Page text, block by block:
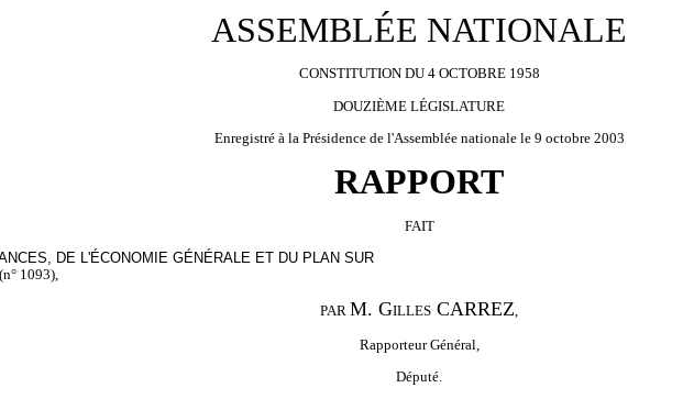
ASSEMBLÉE NATIONALE
CONSTITUTION DU 4 OCTOBRE 1958
DOUZIÈME LÉGISLATURE
Enregistré à la Présidence de l'Assemblée nationale le 9 octobre 2003
RAPPORT
FAIT
DE L'ÉCONOMIE GÉNÉRALE ET DU PLAN SUR
(n° 1093),
PAR M. GILLES CARREZ,
Rapporteur Général,
Député.